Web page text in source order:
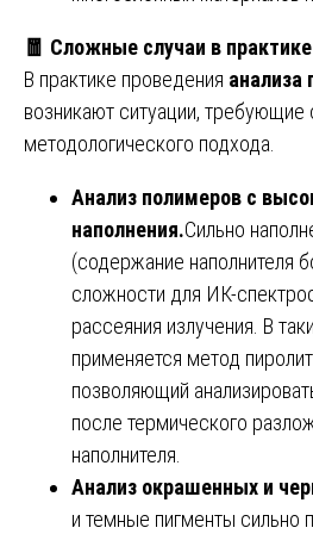
🧧 Сложные случаи в
В практике проведения анализа
возникают ситуации, требующие
методологического подхода.
Анализ полимеров с
наполнения.Сильно
(содержание наполнителя
сложности для ИК-
рассеяния излучения. В
применяется метод
позволяющий
после термического
наполнителя.
Анализ окрашенных и
и темные пигменты сильно